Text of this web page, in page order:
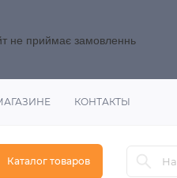
не приймає замовленнь
КОНТАКТЫ
Каталог товаров